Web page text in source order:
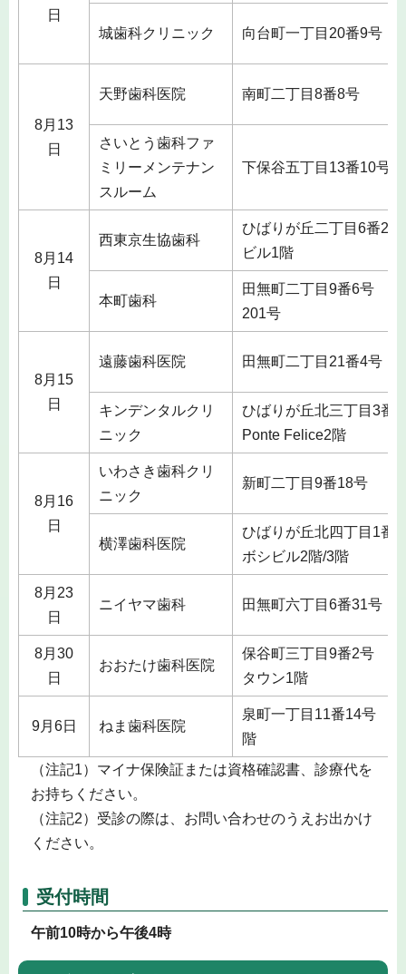
日
城歯科クリニック 向台町一丁目20番9号
8月13
日
天野歯科医院 南町二丁目8番8号
さいとう歯科ファ
ミリーメンテナン
スルーム
下保谷五丁目13番10号
8月14
日
西東京生協歯科
ひばりが丘二丁目6番
ビル1階
本町歯科
田無町二丁目9番6号 野
201号
8月15
日
遠藤歯科医院 田無町二丁目21番4号
キンデンタルクリ
ニック
ひばりが丘北三丁目3番
Ponte Felice2階
8月16
日
いわさき歯科クリ
ニック
新町二丁目9番18号
横澤歯科医院
ひばりが丘北四丁目1
ボシビル2階/3階
8月23
日
ニイヤマ歯科 田無町六丁目6番31号
8月30
日
おおたけ歯科医院
保谷町三丁目9番2号 コ
タウン1階
9月6日 ねま歯科医院
泉町一丁目11番14号
階
（注記1）マイナ保険証または資格確認書、診療代を
お持ちください。
（注記2）受診の際は、お問い合わせのうえお出かけ
ください。
受付時間
午前10時から午後4時